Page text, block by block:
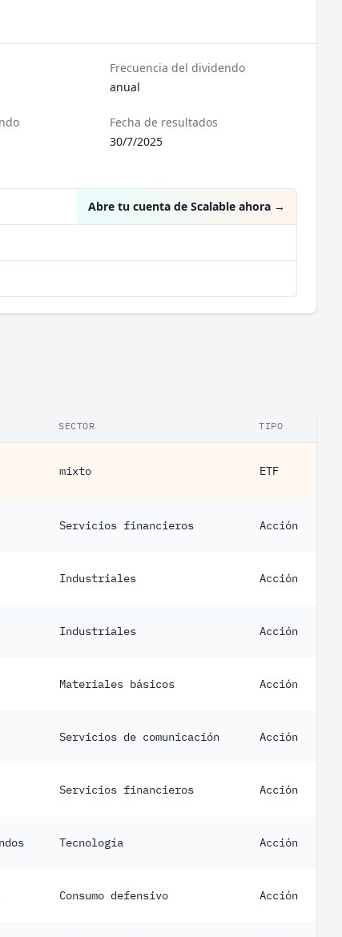
Frecuencia del dividendo
anual
Fecha de resultados
30/7/2025
Abre tu cuenta de Scalable ahora →
SECTOR TIPO
mixto ETF
Servicios financieros Acción
Industriales Acción
Industriales Acción
Materiales básicos Acción
Servicios de comunicación Acción
Servicios financieros Acción
Tecnología Acción
Consumo defensivo Acción